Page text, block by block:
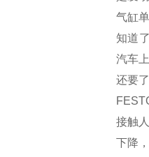
气缸
知道
汽车
还要
接触
下降